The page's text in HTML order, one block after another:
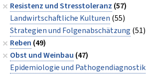
Resistenz und Stresstoleranz (57)
Landwirtschaftliche Kulturen (55)
Strategien und Folgenabschätzung (51)
Reben (49)
Obst und Weinbau (47)
Epidemiologie und Pathogendiagnostik